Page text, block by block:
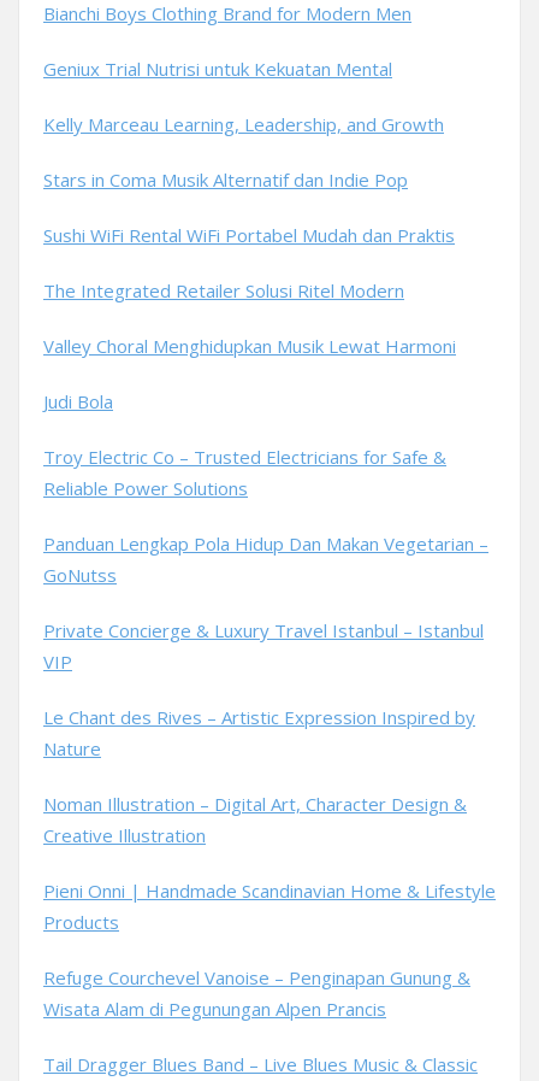
Bianchi Boys Clothing Brand for Modern Men
Geniux Trial Nutrisi untuk Kekuatan Mental
Kelly Marceau Learning, Leadership, and Growth
Stars in Coma Musik Alternatif dan Indie Pop
Sushi WiFi Rental WiFi Portabel Mudah dan Praktis
The Integrated Retailer Solusi Ritel Modern
Valley Choral Menghidupkan Musik Lewat Harmoni
Judi Bola
Troy Electric Co – Trusted Electricians for Safe &
Reliable Power Solutions
Panduan Lengkap Pola Hidup Dan Makan Vegetarian –
GoNutss
Private Concierge & Luxury Travel Istanbul – Istanbul
VIP
Le Chant des Rives – Artistic Expression Inspired by
Nature
Noman Illustration – Digital Art, Character Design &
Creative Illustration
Pieni Onni | Handmade Scandinavian Home & Lifestyle
Products
Refuge Courchevel Vanoise – Penginapan Gunung &
Wisata Alam di Pegunungan Alpen Prancis
Tail Dragger Blues Band – Live Blues Music & Classic